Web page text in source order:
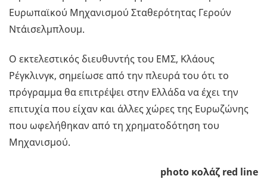
Ευρωπαϊκού Μηχανισμού Σταθερότητας Γερούν
Ντάισελμπλουμ.
Ο εκτελεστικός διευθυντής του ΕΜΣ, Κλάους
Ρέγκλινγκ, σημείωσε από την πλευρά του ότι το
πρόγραμμα θα επιτρέψει στην Ελλάδα να έχει την
επιτυχία που είχαν και άλλες χώρες της Ευρωζώνης
που ωφελήθηκαν από τη χρηματοδότηση του
Μηχανισμού.
photo κολάζ red line